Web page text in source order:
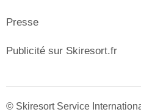
Presse
Publicité sur Skiresort.fr
© Skiresort Service